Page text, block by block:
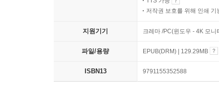
저작권 보호를 위해 인쇄 기
지원기기 크레마 /PC(윈도우 - 4K 모
파일/용량 EPUB(DRM) | 129.29MB
ISBN13 9791155352588